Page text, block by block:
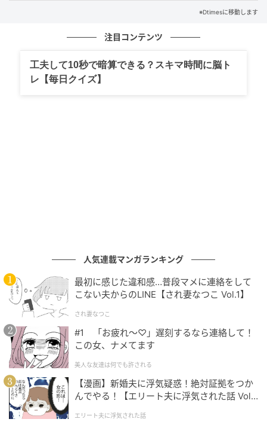
効率を優先した早摘みを一切行わず、糖度16度を超え
上で育てます。
※Dtimesに移動します
注目コンテンツ
工夫して10秒で暗算できる？スキマ時間に脳ト
レ【毎日クイズ】
人気連載マンガランキング
最初に感じた違和感…普段マメに連絡をして
こない夫からのLINE【され妻なつこ Vol.1】
され妻なつこ
#1 「お疲れ〜♡」遅刻するなら連絡して！
この女、ナメてます
美人な友達は何でも許される
【漫画】新婚夫に浮気疑惑！絶対証拠をつか
んでやる！【エリート夫に浮気された話 Vol.
エリート夫に浮気された話